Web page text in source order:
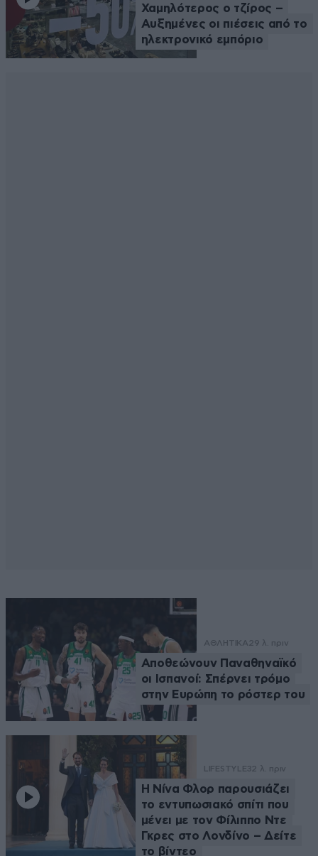
Χαμηλότερος ο τζίρος –
Αυξημένες οι πιέσεις από το
ηλεκτρονικό εμπόριο
ΑΘΛΗΤΙΚΑ 29 λ. πριν
Αποθεώνουν Παναθηναϊκό
οι Ισπανοί: Σπέρνει τρόμο
στην Ευρώπη το ρόστερ του
LIFESTYLE32 λ. πριν
Η Νίνα Φλορ παρουσιάζει
το εντυπωσιακό σπίτι που
μένει με τον Φίλιππο Ντε
Γκρες στο Λονδίνο – Δείτε
το βίντεο